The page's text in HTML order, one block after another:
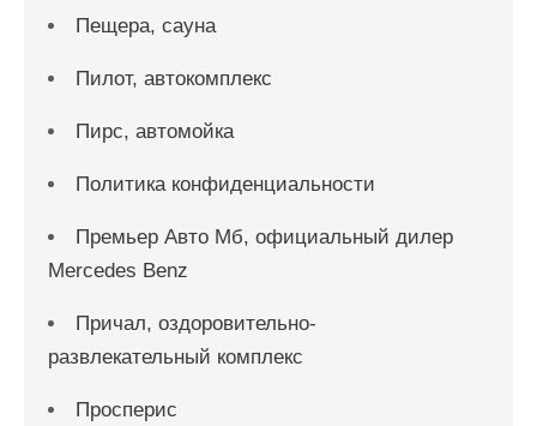
Пещера, сауна
Пилот, автокомплекс
Пирс, автомойка
Политика конфиденциальности
Премьер Авто Мб, официальный дилер
Mercedes Benz
Причал, оздоровительно-
развлекательный комплекс
Просперис